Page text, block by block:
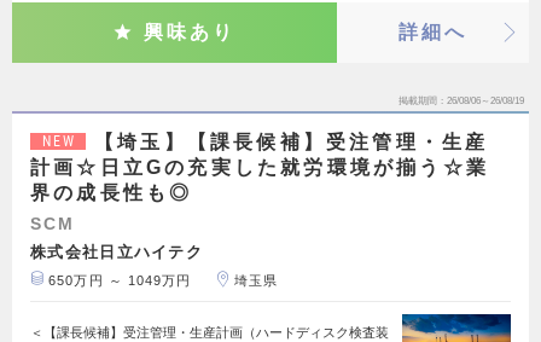
興味あり 詳細へ
掲載期間 26/08/06～26/08/19
NEW
【埼玉】【課長候補】受注管理・生産
計画☆日立Gの充実した就労環境が揃う☆業
界の成長性も◎
SCM
株式会社日立ハイテク
650万円 ～ 1049万円 埼玉県
＜【課長候補】受注管理・生産計画（ハードディスク検査装